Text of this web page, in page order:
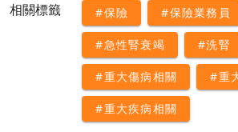
相關標籤 #保險 #保險業務員
#急性腎衰竭 #洗腎
#重大傷病相關 #重
#重大疾病相關